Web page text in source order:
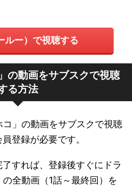
ルー）で視聴する
の動画をサブスクで視聴
る方法
コ」の動画をサブスクで視聴
登録が必要です。
すれば、登録後すぐにドラ
全動画（1話～最終回）を